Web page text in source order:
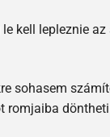
kell lepleznie
sohasem
romjaiba